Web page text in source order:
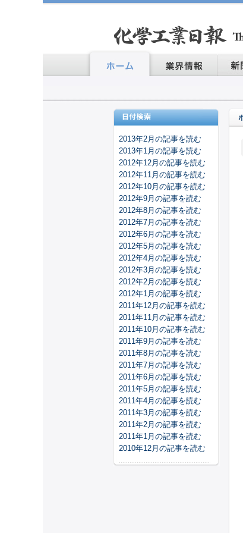
2013年2月の記事を読む
2013年1月の記事を読む
2012年12月の記事を読む
2012年11月の記事を読む
2012年10月の記事を読む
2012年9月の記事を読む
2012年8月の記事を読む
2012年7月の記事を読む
2012年6月の記事を読む
2012年5月の記事を読む
2012年4月の記事を読む
2012年3月の記事を読む
2012年2月の記事を読む
2012年1月の記事を読む
2011年12月の記事を読む
2011年11月の記事を読む
2011年10月の記事を読む
2011年9月の記事を読む
2011年8月の記事を読む
2011年7月の記事を読む
2011年6月の記事を読む
2011年5月の記事を読む
2011年4月の記事を読む
2011年3月の記事を読む
2011年2月の記事を読む
2011年1月の記事を読む
2010年12月の記事を読む